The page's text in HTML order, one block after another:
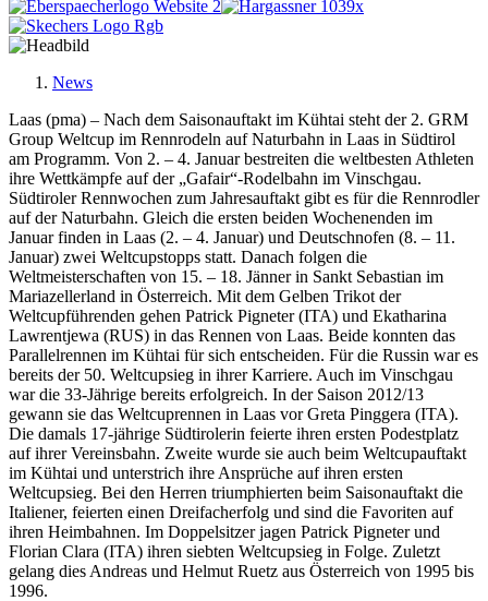
News
Laas (pma) – Nach dem Saisonauftakt im Kühtai steht der 2. GRM
Group Weltcup im Rennrodeln auf Naturbahn in Laas in Südtirol
am Programm. Von 2. – 4. Januar bestreiten die weltbesten Athleten
ihre Wettkämpfe auf der „Gafair“-Rodelbahn im Vinschgau.
Südtiroler Rennwochen zum Jahresauftakt gibt es für die Rennrodler
auf der Naturbahn. Gleich die ersten beiden Wochenenden im
Januar finden in Laas (2. – 4. Januar) und Deutschnofen (8. – 11.
Januar) zwei Weltcupstopps statt. Danach folgen die
Weltmeisterschaften von 15. – 18. Jänner in Sankt Sebastian im
Mariazellerland in Österreich. Mit dem Gelben Trikot der
Weltcupführenden gehen Patrick Pigneter (ITA) und Ekatharina
Lawrentjewa (RUS) in das Rennen von Laas. Beide konnten das
Parallelrennen im Kühtai für sich entscheiden. Für die Russin war es
bereits der 50. Weltcupsieg in ihrer Karriere. Auch im Vinschgau
war die 33-Jährige bereits erfolgreich. In der Saison 2012/13
gewann sie das Weltcuprennen in Laas vor Greta Pinggera (ITA).
Die damals 17-jährige Südtirolerin feierte ihren ersten Podestplatz
auf ihrer Vereinsbahn. Zweite wurde sie auch beim Weltcupauftakt
im Kühtai und unterstrich ihre Ansprüche auf ihren ersten
Weltcupsieg. Bei den Herren triumphierten beim Saisonauftakt die
Italiener, feierten einen Dreifacherfolg und sind die Favoriten auf
ihren Heimbahnen. Im Doppelsitzer jagen Patrick Pigneter und
Florian Clara (ITA) ihren siebten Weltcupsieg in Folge. Zuletzt
gelang dies Andreas und Helmut Ruetz aus Österreich von 1995 bis
1996.